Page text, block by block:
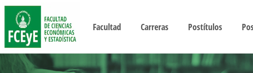
Facultad Carreras Postítulos